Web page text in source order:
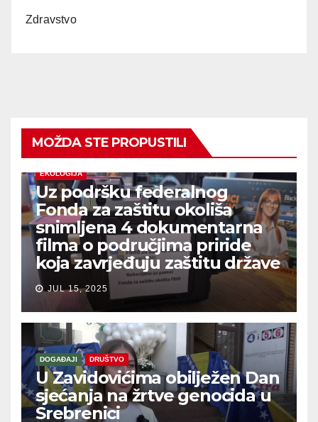
Zdravstvo
MOŽDA STE PROPUSTILI
EKOLOGIJA
Uz podršku federalnog
Fonda za zaštitu okoliša
snimljena 4 dokumentarna
filma o područjima priride
koja zavrjeđuju zaštitu države
JUL 15, 2025
DOGAĐAJI DRUŠTVO
U Zavidovićima obilježen Dan
sjećanja na žrtve genocida u
Srebrenici